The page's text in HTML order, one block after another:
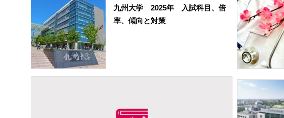
九州大学 2025年 入試科目、倍
率、傾向と対策